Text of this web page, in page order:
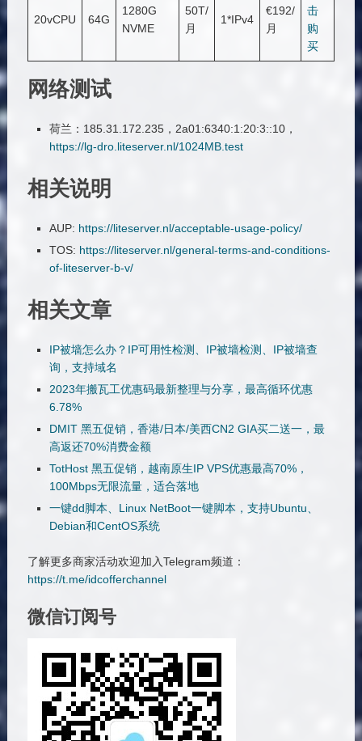
20vCPU 64G
1280G
NVME
50T/
月
1*IPv4
€192/
月
击
购
买
网络测试
荷兰：185.31.172.235，2a01:6340:1:20:3::10，
https://lg-dro.liteserver.nl/1024MB.test
相关说明
AUP: https://liteserver.nl/acceptable-usage-policy/
TOS: https://liteserver.nl/general-terms-and-conditions-
of-liteserver-b-v/
相关文章
IP被墙怎么办？IP可用性检测、IP被墙检测、IP被墙查
询，支持域名
2023年搬瓦工优惠码最新整理与分享，最高循环优惠
6.78%
DMIT 黑五促销，香港/日本/美西CN2 GIA买二送一，最
高返还70%消费金额
TotHost 黑五促销，越南原生IP VPS优惠最高70%，
100Mbps无限流量，适合落地
一键dd脚本、Linux NetBoot一键脚本，支持Ubuntu、
Debian和CentOS系统
了解更多商家活动欢迎加入Telegram频道：
https://t.me/idcofferchannel
微信订阅号